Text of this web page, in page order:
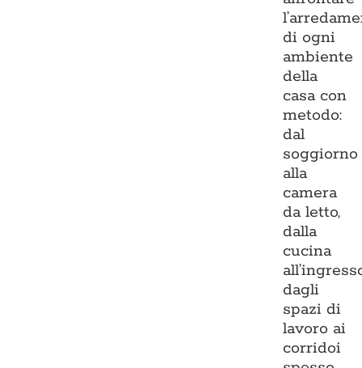
di ogni
ambiente
della
casa con
metodo:
dal
soggiorno
alla
camera
da letto,
dalla
cucina
dagli
spazi di
lavoro ai
corridoi